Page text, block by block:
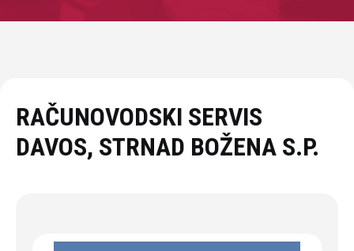
RAČUNOVODSKI SERVIS
DAVOS, STRNAD BOŽENA S.P.